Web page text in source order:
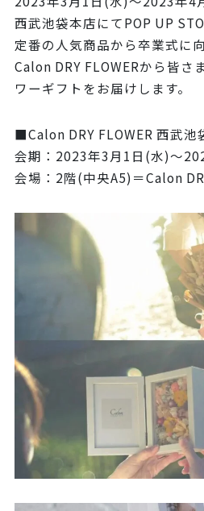
西武池袋本店にてPOP UP
定番の人気商品から卒業式に
Calon DRY FLOWERから皆さ
ワーギフトをお届けします。
■Calon DRY FLOWER 西武池
会期：2023年3月1日(水)～
会場：2階(中央A5)＝Calon